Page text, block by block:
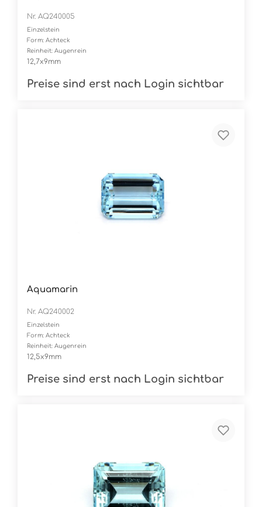
Nr. AQ240005
Einzelstein
Form: Achteck
Reinheit: Augenrein
12,7x9mm
Preise sind erst nach Login sichtbar
Aquamarin
Nr. AQ240002
Einzelstein
Form: Achteck
Reinheit: Augenrein
12,5x9mm
Preise sind erst nach Login sichtbar